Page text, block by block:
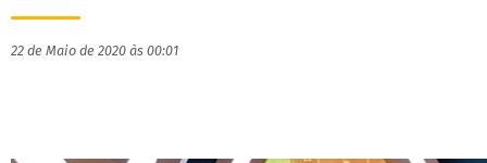
22 de Maio de 2020 às 00:01